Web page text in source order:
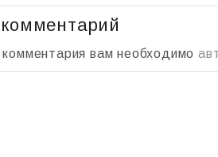
вам необходимо